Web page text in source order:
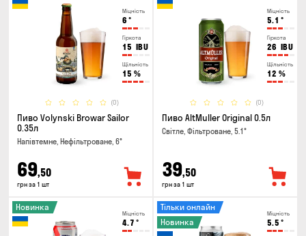
Міцність
6 °
Гіркота
15 IBU
Щільність
15 %
(0)
Пиво Volynski Browar Sailor
0.35л
Напівтемне, Нефільтроване, 6°
69,50
грн за 1 шт
Міцність
5.1 °
Гіркота
26 IBU
Щільність
12 %
(0)
Пиво AltMuller Original 0.5л
Світле, Фільтроване, 5.1°
39,50
грн за 1 шт
Міцність
4.7 °
Новинка
Міцність
5.5 °
Тільки онлайн
Новинка